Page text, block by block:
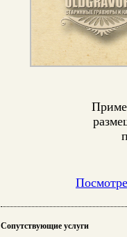
Сопутствующие услуги